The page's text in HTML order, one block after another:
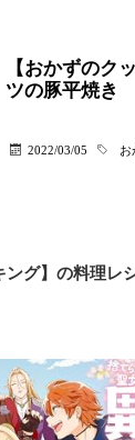
【おかずのク
ツの豚平焼き
2022/03/05 お
グ】の料理レ